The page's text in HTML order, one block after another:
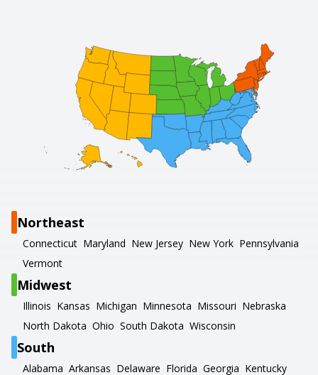
Northeast
Connecticut Maryland New Jersey New York Pennsylvania
Vermont
Midwest
Illinois Kansas Michigan Minnesota Missouri Nebraska
North Dakota Ohio South Dakota Wisconsin
South
Alabama Arkansas Delaware Florida Georgia Kentucky